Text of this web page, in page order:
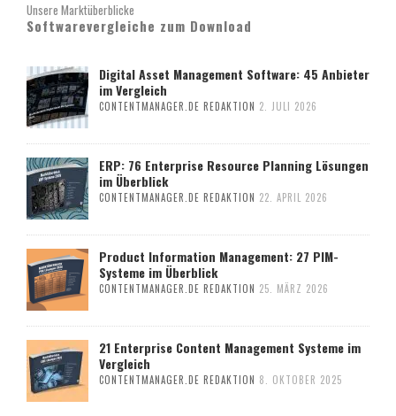
Unsere Marktüberblicke
Softwarevergleiche zum Download
Digital Asset Management Software: 45 Anbieter
im Vergleich
CONTENTMANAGER.DE REDAKTION 2. JULI 2026
ERP: 76 Enterprise Resource Planning Lösungen
im Überblick
CONTENTMANAGER.DE REDAKTION 22. APRIL 2026
Product Information Management: 27 PIM-
Systeme im Überblick
CONTENTMANAGER.DE REDAKTION 25. MÄRZ 2026
21 Enterprise Content Management Systeme im
Vergleich
CONTENTMANAGER.DE REDAKTION 8. OKTOBER 2025